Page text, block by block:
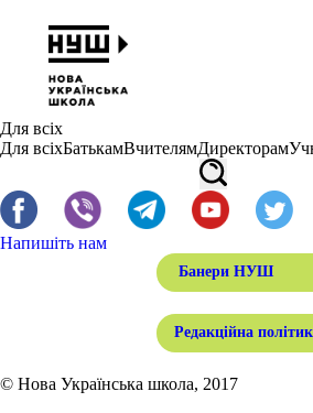
Для всіх
Для всіхБатькамВчителямДиректорам
Напишіть нам
Банери НУШ
Редакційна
© Нова Українська школа, 2017